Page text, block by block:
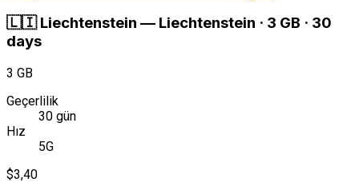
🇱🇮 Liechtenstein — Liechtenstein · 3 GB · 30
days
3 GB
Geçerlilik
30 gün
Hız
5G
$3,40